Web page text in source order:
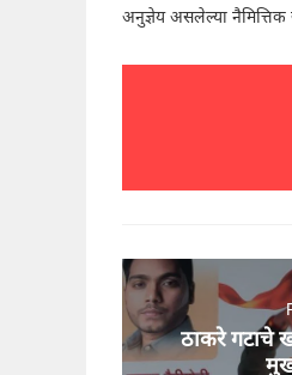
अनुज्ञेय असलेल्या
ठाकरे गटाचे